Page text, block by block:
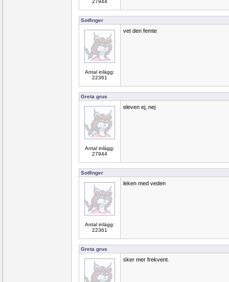
27944
Sotfinger
Antal inlägg:
22361
vet den femte
Greta grus
Antal inlägg:
27944
eleven ej, nej
Sotfinger
Antal inlägg:
22361
leken med veden
Greta grus
sker mer frekvent.